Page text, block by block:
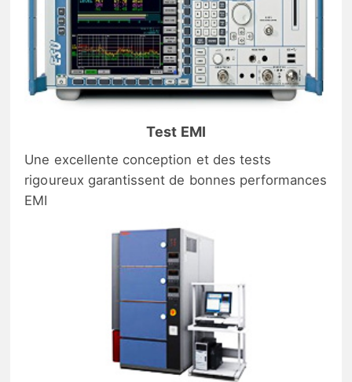
Test EMI
Une excellente conception et des tests
rigoureux garantissent de bonnes performances
EMI